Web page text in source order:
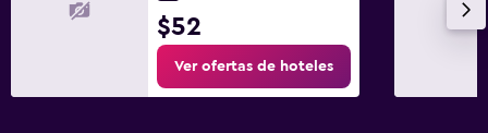
$52
Ver ofertas de hoteles